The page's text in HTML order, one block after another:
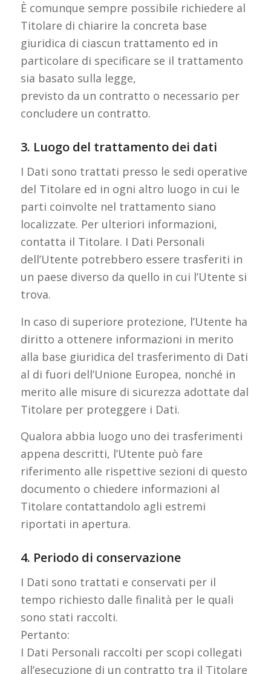
È comunque sempre possibile richiedere al
Titolare di chiarire la concreta base
giuridica di ciascun trattamento ed in
particolare di specificare se il trattamento
sia basato sulla legge,
previsto da un contratto o necessario per
concludere un contratto.
3. Luogo del trattamento dei dati
I Dati sono trattati presso le sedi operative
del Titolare ed in ogni altro luogo in cui le
parti coinvolte nel trattamento siano
localizzate. Per ulteriori informazioni,
contatta il Titolare. I Dati Personali
dell’Utente potrebbero essere trasferiti in
un paese diverso da quello in cui l’Utente si
trova.
In caso di superiore protezione, l’Utente ha
diritto a ottenere informazioni in merito
alla base giuridica del trasferimento di Dati
al di fuori dell’Unione Europea, nonché in
merito alle misure di sicurezza adottate dal
Titolare per proteggere i Dati.
Qualora abbia luogo uno dei trasferimenti
appena descritti, l’Utente può fare
riferimento alle rispettive sezioni di questo
documento o chiedere informazioni al
Titolare contattandolo agli estremi
riportati in apertura.
4. Periodo di conservazione
I Dati sono trattati e conservati per il
tempo richiesto dalle finalità per le quali
sono stati raccolti.
Pertanto:
I Dati Personali raccolti per scopi collegati
all’esecuzione di un contratto tra il Titolare